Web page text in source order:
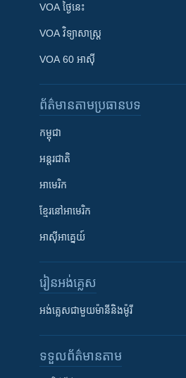
VOA ថ្ងៃនេះ
VOA ​វិទ្យាសាស្ត្រ
VOA 60 អាស៊ី
ព័ត៌មាន​តាមប្រធានបទ​
កម្ពុជា
អន្តរជាតិ
អាមេរិក
ខ្មែរ​នៅអាមេរិក
អាស៊ីអាគ្នេយ៍
រៀន​​អង់គ្លេស
អង់គ្លេស​ជាមួយ​ម៉ានី​និង​ម៉ូរី
ទទួល​ព័ត៌មាន​តាម